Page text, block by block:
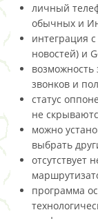
личный
обычных и
интеграция
новостей) и
возможность
звонков и
статус
не
можно
выбрать
отсутствует
программа